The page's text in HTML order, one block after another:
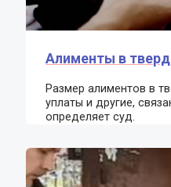
Алименты в
Размер алиментов в
уплаты и другие,
определяет суд.